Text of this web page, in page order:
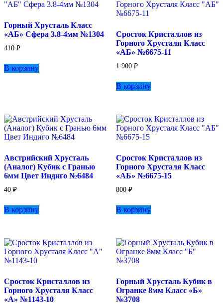
Горный Хрусталь Класс
«АБ» Сфера 3.8-4мм №1304
410 ₽
В корзину
Сросток Кристаллов из
Горного Хрусталя Класс
«АБ» №6675-11
1 900 ₽
В корзину
Австрийский Хрусталь
(Аналог) Кубик с Гранью
6мм Цвет Индиго №6484
40 ₽
В корзину
Сросток Кристаллов из
Горного Хрусталя Класс
«АБ» №6675-15
800 ₽
В корзину
Сросток Кристаллов из
Горного Хрусталя Класс
«А» №1143-10
Горный Хрусталь Кубик в
Огранке 8мм Класс «Б»
№3708